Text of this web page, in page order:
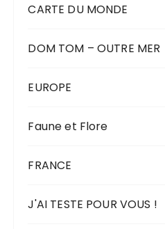
CARTE DU MONDE
DOM TOM – OUTRE MER
EUROPE
Faune et Flore
FRANCE
J'AI TESTE POUR VOUS !